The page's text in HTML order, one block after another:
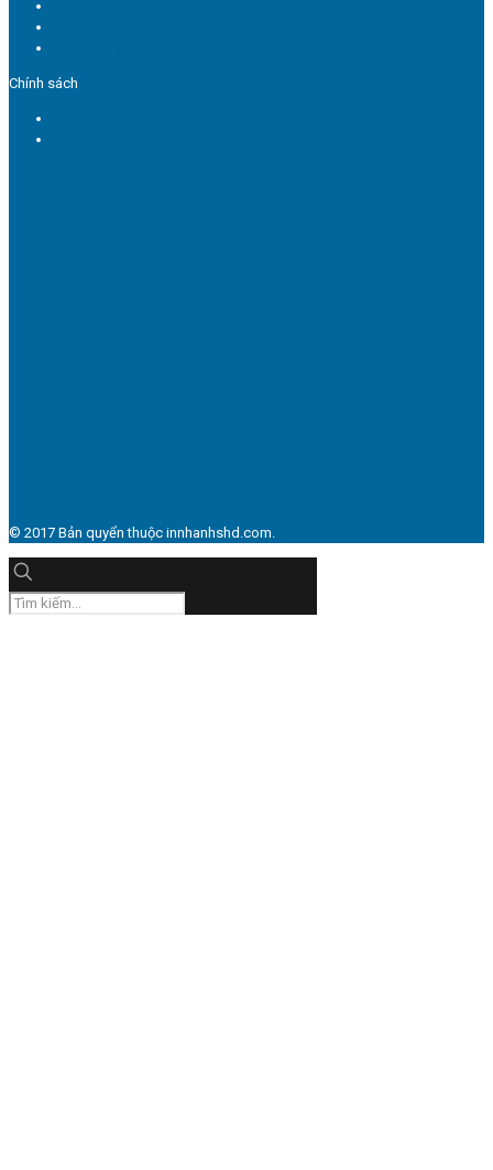
Chính sách
© 2017 Bản quyển thuộc innhanhshd.com.